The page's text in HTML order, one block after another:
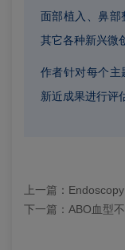
面部植入、鼻部
其它各种新兴微
作者针对每个主
新近成果进行评
上一篇：
下一篇： ABO血型